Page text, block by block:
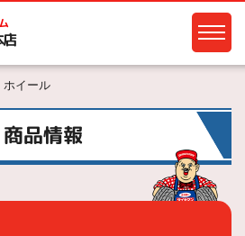
ホイール
商品情報